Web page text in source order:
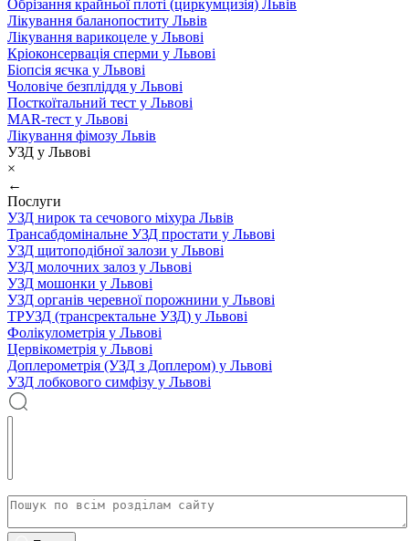
Обрізання крайньої плоті (циркумцизія) Львів
Лікування баланопоститу Львів
Лікування варикоцеле у Львові
Кріоконсервація сперми у Львові
Біопсія яєчка у Львові
Чоловіче безпліддя у Львові
Посткоїтальний тест у Львові
MAR-тест у Львові
Лікування фімозу Львів
УЗД у Львові
×
←
Послуги
УЗД нирок та сечового міхура Львів
Трансабдомінальне УЗД простати у Львові
УЗД щитоподібної залози у Львові
УЗД молочних залоз у Львові
УЗД мошонки у Львові
УЗД органів черевної порожнини у Львові
ТРУЗД (трансректальне УЗД) у Львові
Фолікулометрія у Львові
Цервікометрія у Львові
Доплерометрія (УЗД з Доплером) у Львові
УЗД лобкового симфізу у Львові